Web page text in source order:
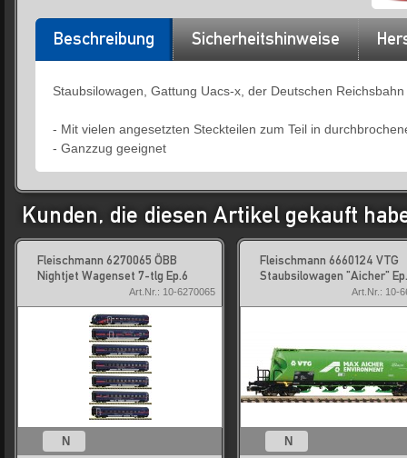
Beschreibung Sicherheitshinweise
Staubsilowagen, Gattung Uacs-x, der Deutschen
- Mit vielen angesetzten Steckteilen zum Teil in
- Ganzzug geeignet
Kunden, die diesen Artikel gekauft
Fleischmann 6270065 ÖBB
Nightjet Wagenset 7-tlg Ep.6
Art.Nr.: 10-6270065
N
Fleischmann 6660124 VTG
Staubsilowagen "Aicher"
Art.Nr.: 10-
N